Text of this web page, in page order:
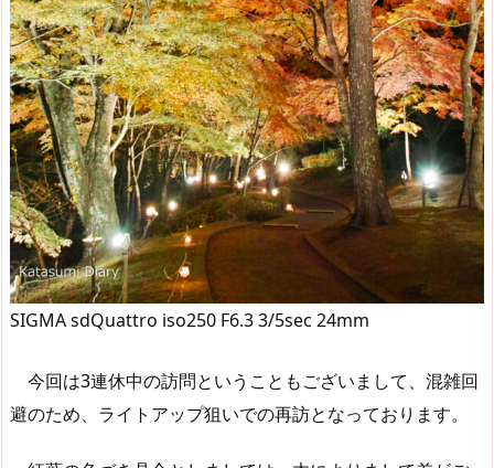
SIGMA sdQuattro iso250 F6.3 3/5sec 24mm
今回は3連休中の訪問ということもございまして、混雑回
避のため、ライトアップ狙いでの再訪となっております。